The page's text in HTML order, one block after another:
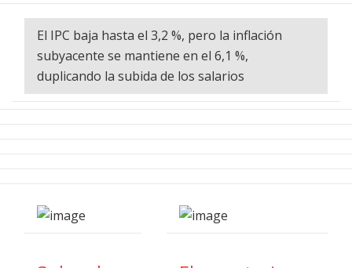
El IPC baja hasta el 3,2 %, pero la inflación
subyacente se mantiene en el 6,1 %,
duplicando la subida de los salarios